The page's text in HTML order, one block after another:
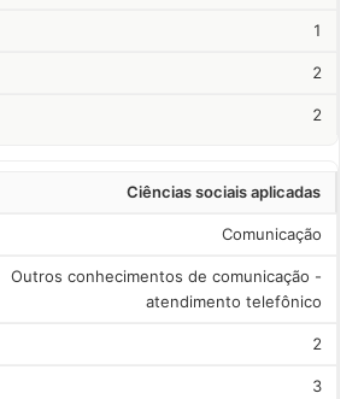
1
2
2
Ciências sociais aplicadas
Comunicação
Outros conhecimentos de comunicação -
atendimento telefônico
2
3